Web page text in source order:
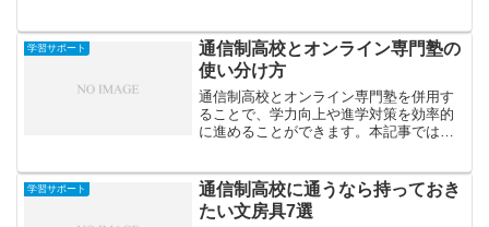
学習サポート
通信制高校とオンライン専門塾の
使い分け方
通信制高校とオンライン専門塾を併用す
ることで、学力向上や進学対策を効率的
に進めることができます。本記事では、
学習サポート
通信制高校に通うなら持っておき
たい文房具7選